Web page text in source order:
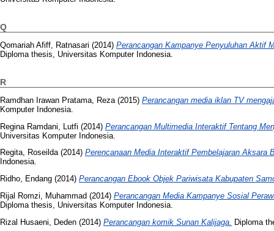
Q
Qomariah Afiff, Ratnasari (2014) Perancangan Kampanye Penyuluhan Aktif
Diploma thesis, Universitas Komputer Indonesia.
R
Ramdhan Irawan Pratama, Reza (2015) Perancangan media iklan TV
Komputer Indonesia.
Regina Ramdani, Lutfi (2014) Perancangan Multimedia Interaktif Tentang
Universitas Komputer Indonesia.
Regita, Roseilda(2014) Perencanaan Media Interaktif Pembelajaran Aksara
Indonesia.
Ridho, Endang (2014) Perancangan Ebook Objek Pariwisata Kabupaten
Rijal Romzi, Muhammad (2014) Perancangan Media Kampanye Sosial
Diploma thesis, Universitas Komputer Indonesia.
Rizal Husaeni, Deden (2014) Perancangan komik Sunan Kalijaga.
Diploma